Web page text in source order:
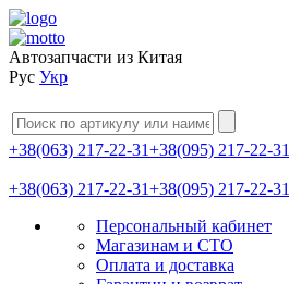
Автозапчасти из Китая
Рус Укр
+38(063) 217-22-31+38(095) 217-22-31
+38(063) 217-22-31+38(095) 217-22-31
Персональный кабинет
Магазинам и СТО
Оплата и доставка